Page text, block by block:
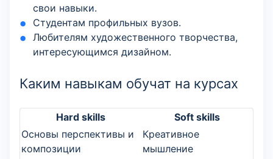
свои навыки.
Студентам профильных вузов.
Любителям художественного творчества,
интересующимся дизайном.
Каким навыкам обучат на курсах
Hard skills
Soft skills
Основы перспективы и
композиции
Креативное
мышление